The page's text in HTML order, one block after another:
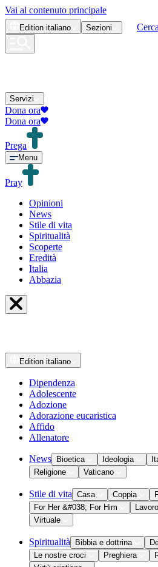
Vai al contenuto principale
Edition italiano Sezioni Cerca
Servizi
Dona ora
Dona ora
Prega
Menu
Pray
Opinioni
News
Stile di vita
Spiritualità
Scoperte
Eredità
Italia
Abbazia
Edition italiano
Dipendenza
Adolescente
Adozione
Adorazione eucaristica
Affido
Allenatore
News Bioetica Ideologia
Religione
Vaticano
Stile di vita Casa Coppia
For Her &#038; For Him
Lavoro
Virtuale
Spiritualità Bibbia e dottrina
Le nostre croci
Preghiera